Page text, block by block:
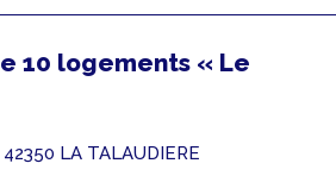
10 logements « Le
LA TALAUDIERE